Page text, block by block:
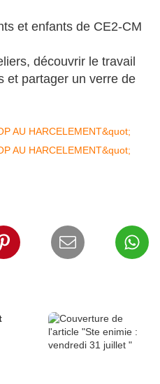
et enfants de CE2-CM
découvrir le travail
et partager un verre de